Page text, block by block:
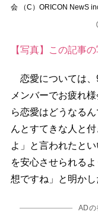
会 （C）ORICON NewS
【写真】この記事
恋愛については、
メンバーでお疲れ
ら恋愛はどうなる
んとすてきな人と
よ」と言われたと
を安心させられる
想ですね」と明かし
ADの